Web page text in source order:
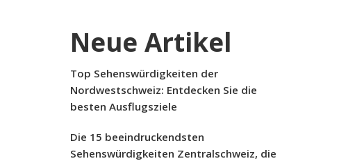
Neue Artikel
Top Sehenswürdigkeiten der
Nordwestschweiz: Entdecken Sie die
besten Ausflugsziele
Die 15 beeindruckendsten
Sehenswürdigkeiten Zentralschweiz, die